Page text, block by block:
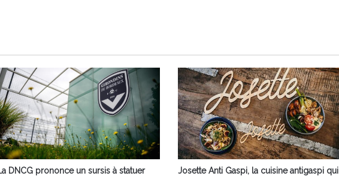
DNCG prononce un sursis à statuer
Josette Anti Gaspi, la cuisine antigaspi qui